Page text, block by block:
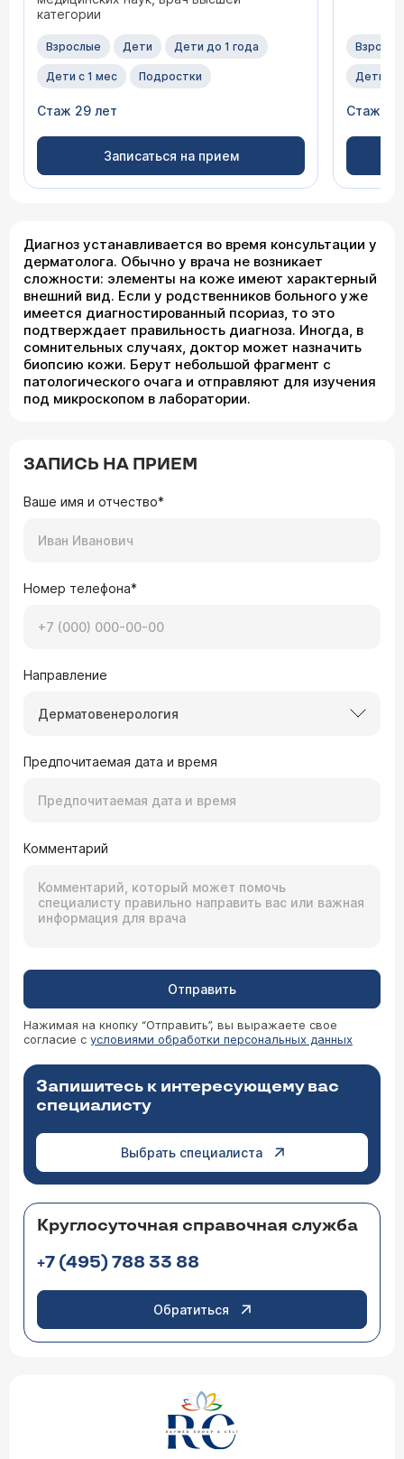
категории
Взрослые Дети Дети до 1 года
Дети с 1 мес Подростки
Стаж 29 лет
Записаться на прием
Дети с
Стаж 27
Диагноз устанавливается во время консультации у
дерматолога. Обычно у врача не возникает
сложности: элементы на коже имеют характерный
внешний вид. Если у родственников больного уже
имеется диагностированный псориаз, то это
подтверждает правильность диагноза. Иногда, в
сомнительных случаях, доктор может назначить
биопсию кожи. Берут небольшой фрагмент с
патологического очага и отправляют для изучения
под микроскопом в лаборатории.
ЗАПИСЬ НА ПРИЕМ
Ваше имя и отчество*
Номер телефона*
Направление
Дерматовенерология
Предпочитаемая дата и время
Комментарий
Отправить
Нажимая на кнопку “Отправить”, вы выражаете свое
согласие с условиями обработки персональных данных
Запишитесь к интересующему вас
специалисту
Выбрать специалиста
Круглосуточная справочная служба
+7 (495) 788 33 88
Обратиться